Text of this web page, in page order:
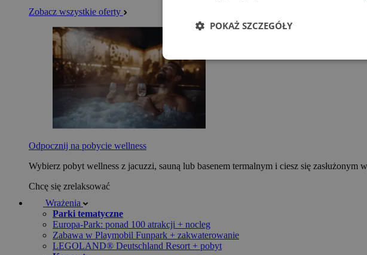
Zobacz wszystkie oferty
Odpocznij na pobycie wellness
Wybierz pobyt wellness z jacuzzi, sauną lub basenem termalnym i ciesz się zasłużonym
Chcę się zrelaksować
Wrażenia
Parki tematyczne
Europa-Park: ponad 100 atrakcji + nocleg
Zabawa w Playmobil Funpark + zakwaterowanie
LEGOLAND® Deutschland Resort + pobyt
POKAŻ SZCZEGÓŁY